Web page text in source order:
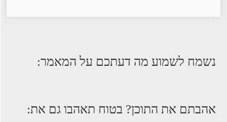
נשמח לשמוע מה דעתכם על המאמר:
אהבתם את התוכן? בטוח תאהבו גם את: